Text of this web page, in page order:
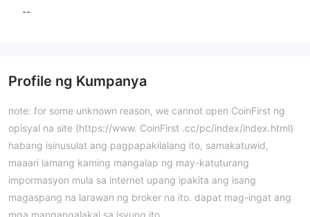
--
Profile ng Kumpanya
note: for some unknown reason, we cannot open CoinFirst ng
opisyal na site (https://www. CoinFirst .cc/pc/index/index.html)
habang isinusulat ang pagpapakilalang ito, samakatuwid,
maaari lamang kaming mangalap ng may-katuturang
impormasyon mula sa internet upang ipakita ang isang
magaspang na larawan ng broker na ito. dapat mag-ingat ang
mga mangangalakal sa isyung ito.